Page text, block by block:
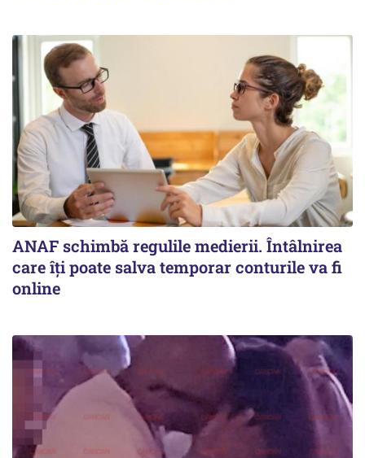
ANAF schimbă regulile medierii. Întâlnirea
care îți poate salva temporar conturile va fi
online